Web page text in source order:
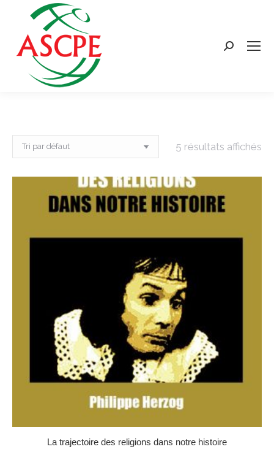
Search:
5 résultats affichés
La trajectoire des religions dans notre histoire